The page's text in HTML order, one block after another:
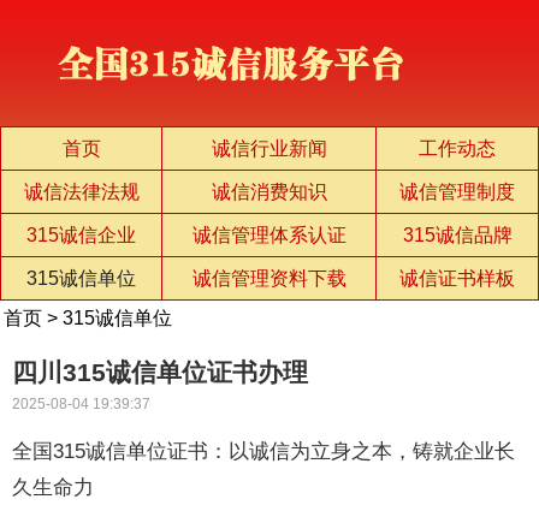
首页 诚信行业新闻 工作动态
诚信法律法规 诚信消费知识 诚信管理制度
315诚信企业 诚信管理体系认证 315诚信品牌
315诚信单位 诚信管理资料下载
诚信证书样板
首页 > 315诚信单位
四川315诚信单位证书办理
2025-08-04 19:39:37
全国315诚信单位证书：以诚信为立身之本，铸就企业长
久生命力